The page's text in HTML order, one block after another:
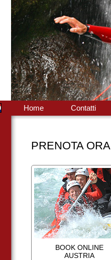
Home Contatti
PRENOTA ORA
BOOK ONLINE
AUSTRIA